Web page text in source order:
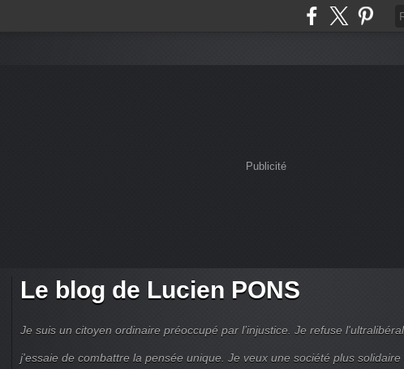
Publicité
Le blog de Lucien PONS
Je suis un citoyen ordinaire préoccupé par l’injustice. Je refuse
j'essaie de combattre la pensée unique. Je veux une société plus solidaire